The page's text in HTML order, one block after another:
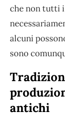
che non tutti
alcuni
sono
antichi